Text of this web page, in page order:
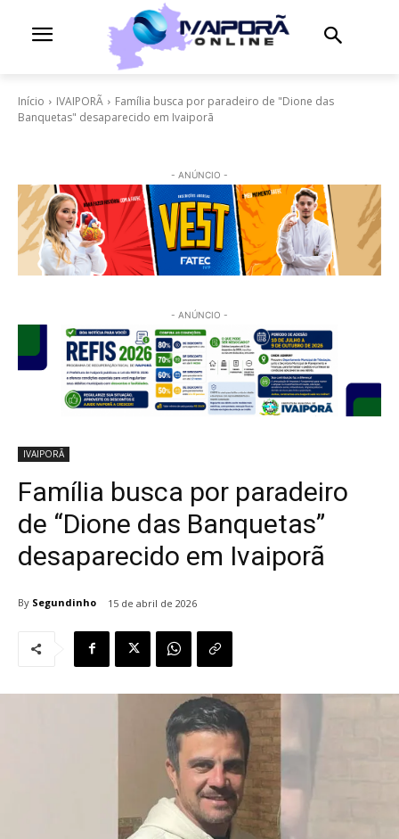
Início IVAIPORÃ
Família busca por paradeiro de "Dione das
Banquetas" desaparecido em Ivaiporã
- ANÚNCIO -
- ANÚNCIO -
IVAIPORÃ
Família busca por paradeiro
de “Dione das Banquetas”
desaparecido em Ivaiporã
By Segundinho 15 de abril de 2026